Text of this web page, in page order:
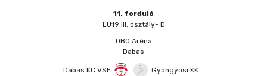
11. forduló
LU19 III. osztály- D
OBO Aréna
Dabas
Dabas KC VSE Gyöngyösi KK